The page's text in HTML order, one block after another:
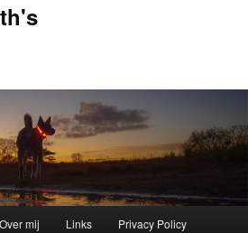
Over mij Links Privacy Policy